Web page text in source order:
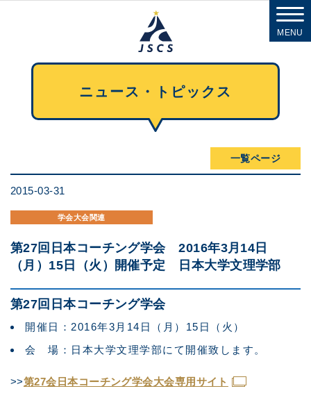
MENU
ニュース・トピックス
一覧ページ
2015-03-31
学会大会関連
第27回日本コーチング学会 2016年3月14日
（月）15日（火）開催予定 日本大学文理学部
第27回日本コーチング学会
開催日：2016年3月14日（月）15日（火）
会 場：日本大学文理学部にて開催致します。
>>第27会日本コーチング学会大会専用サイト